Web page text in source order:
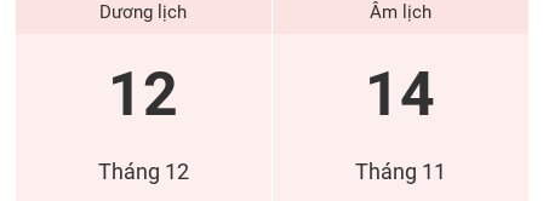
Dương lịch
12
Tháng 12
Âm lịch
14
Tháng 11